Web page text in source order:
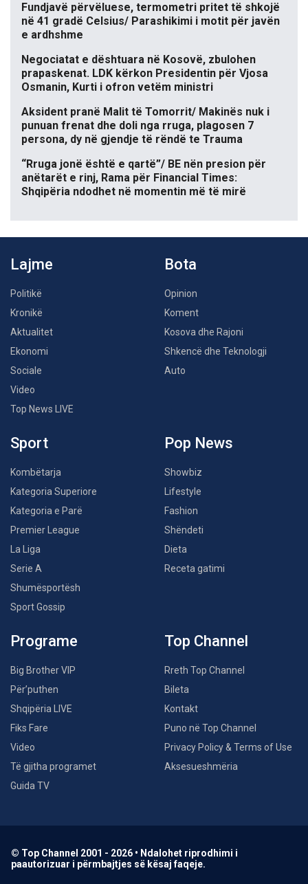
Fundjavë përvëluese, termometri pritet të shkojë
në 41 gradë Celsius/ Parashikimi i motit për javën
e ardhshme
Negociatat e dështuara në Kosovë, zbulohen
prapaskenat. LDK kërkon Presidentin për Vjosa
Osmanin, Kurti i ofron vetëm ministri
Aksident pranë Malit të Tomorrit/ Makinës nuk i
punuan frenat dhe doli nga rruga, plagosen 7
persona, dy në gjendje të rëndë te Trauma
“Rruga jonë është e qartë”/ BE nën presion për
anëtarët e rinj, Rama për Financial Times:
Shqipëria ndodhet në momentin më të mirë
Lajme
Politikë
Kronikë
Aktualitet
Ekonomi
Sociale
Video
Top News LIVE
Bota
Opinion
Koment
Kosova dhe Rajoni
Shkencë dhe Teknologji
Auto
Sport
Kombëtarja
Kategoria Superiore
Kategoria e Parë
Premier League
La Liga
Serie A
Shumësportësh
Sport Gossip
Pop News
Showbiz
Lifestyle
Fashion
Shëndeti
Dieta
Receta gatimi
Programe
Big Brother VIP
Për’puthen
Shqipëria LIVE
Fiks Fare
Video
Të gjitha programet
Guida TV
Top Channel
Rreth Top Channel
Bileta
Kontakt
Puno në Top Channel
Privacy Policy & Terms of Use
Aksesueshmëria
© Top Channel 2001 - 2026 • Ndalohet riprodhimi i
paautorizuar i përmbajtjes së kësaj faqeje.